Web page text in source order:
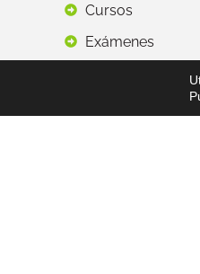
Cursos
Exámenes